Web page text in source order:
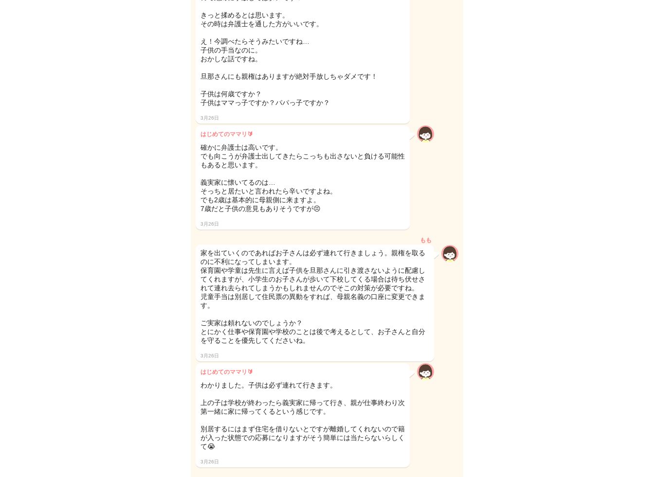
きっと揉めるとは思います。
その時は弁護士を通した方がいいです。
え！今調べたらそうみたいですね…
子供の手当なのに。
おかしな話ですね。
旦那さんにも親権はありますが絶対手放しちゃダメです！
子供は何歳ですか？
子供はママっ子ですか？パパっ子ですか？
3月26日
はじめてのママリ🔰
確かに弁護士は高いです。
でも向こうが弁護士出してきたらこっちも出さないと負ける可能性
もあると思います。
義実家に懐いてるのは…
そっちと居たいと言われたら辛いですよね。
でも2歳は基本的に母親側に来ますよ。
7歳だと子供の意見もありそうですが😣
3月26日
もも
家を出ていくのであればお子さんは必ず連れて行きましょう。親権を取る
のに不利になってしまいます。
保育園や学童は先生に言えば子供を旦那さんに引き渡さないように配慮し
てくれますが、小学生のお子さんが歩いて下校してくる場合は待ち伏せさ
れて連れ去られてしまうかもしれませんのでそこの対策が必要ですね。
児童手当は別居して住民票の異動をすれば、母親名義の口座に変更できま
す。
ご実家は頼れないのでしょうか？
とにかく仕事や保育園や学校のことは後で考えるとして、お子さんと自分
を守ることを優先してくださいね。
3月26日
はじめてのママリ🔰
わかりました。子供は必ず連れて行きます。
上の子は学校が終わったら義実家に帰って行き、親が仕事終わり次
第一緒に家に帰ってくるという感じです。
別居するにはまず住宅を借りないとですが離婚してくれないので籍
が入った状態での応募になりますがそう簡単には当たらないらしく
て😭
3月26日